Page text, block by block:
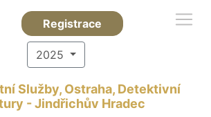
Registrace
2025
Služby, Ostraha, Detektivní
- Jindřichův Hradec